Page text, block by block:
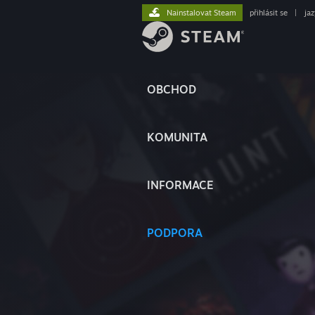
OBCHOD
KOMUNITA
INFORMACE
PODPORA
Nainstalovat Steam přihlásit se